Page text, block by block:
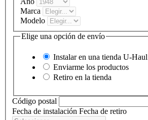
Marca
Modelo
Elige una opción de envío
Instalar en una tienda U-Haul
Enviarme los productos
Retiro en la tienda
Código postal
Fecha de instalación Fecha de retiro